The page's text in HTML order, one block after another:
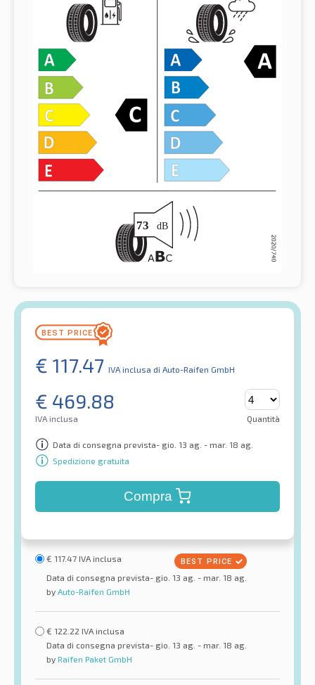
€ 117.47 IVA inclusa di Auto-Raifen GmbH
€ 469.88
IVA inclusa Quantità
Data di consegna prevista- gio. 13 ag. - mar. 18 ag.
Spedizione gratuita
Compra
€ 117.47 IVA inclusa
Data di consegna prevista- gio. 13 ag. - mar. 18 ag.
by Auto-Raifen GmbH
€ 122.22 IVA inclusa
Data di consegna prevista- gio. 13 ag. - mar. 18 ag.
by Raifen Paket GmbH